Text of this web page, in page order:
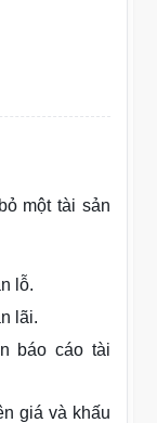
một tài sản
lỗ.
lãi.
báo cáo tài
giá và khấu